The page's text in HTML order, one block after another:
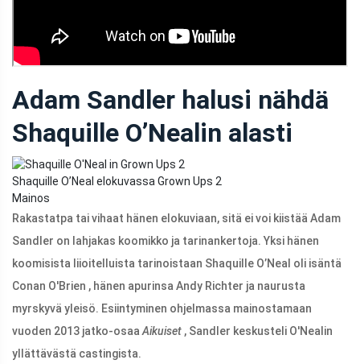
Adam Sandler halusi nähdä
Shaquille O’Nealin alasti
Shaquille O’Neal elokuvassa Grown Ups 2
Mainos
Rakastatpa tai vihaat hänen elokuviaan, sitä ei voi kiistää Adam
Sandler on lahjakas koomikko ja tarinankertoja. Yksi hänen
koomisista liioitelluista tarinoistaan Shaquille O’Neal oli isäntä
Conan O'Brien , hänen apurinsa Andy Richter ja naurusta
myrskyvä yleisö. Esiintyminen ohjelmassa mainostamaan
vuoden 2013 jatko-osaa Aikuiset , Sandler keskusteli O'Nealin
yllättävästä castingista.